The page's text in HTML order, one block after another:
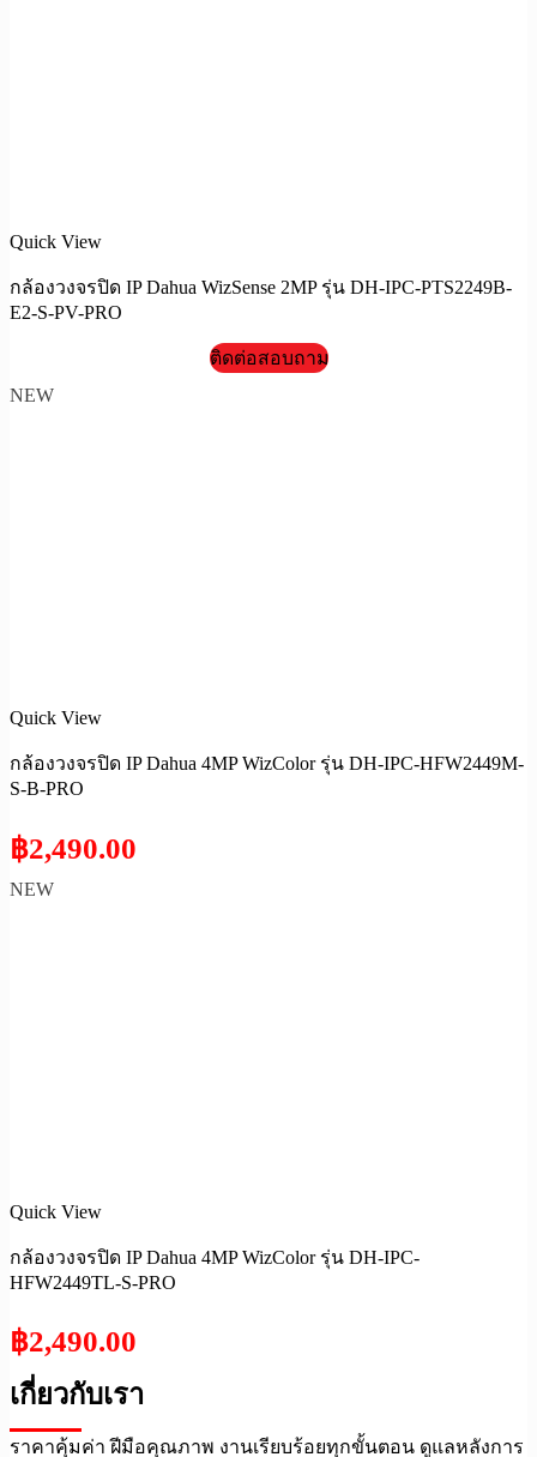
Quick View
กล้องวงจรปิด IP Dahua WizSense 2MP รุ่น DH-IPC-PTS2249B-
E2-S-PV-PRO
ติดต่อสอบถาม
NEW
Quick View
กล้องวงจรปิด IP Dahua 4MP WizColor รุ่น DH-IPC-HFW2449M-
S-B-PRO
฿2,490.00
NEW
Quick View
กล้องวงจรปิด IP Dahua 4MP WizColor รุ่น DH-IPC-
HFW2449TL-S-PRO
฿2,490.00
เกี่ยวกับเรา
ราคาคุ้มค่า ฝีมือคุณภาพ งานเรียบร้อยทุกขั้นตอน ดูแลหลังการ